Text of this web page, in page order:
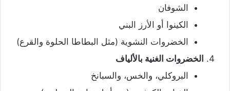
الشوفان
الكينوا أو الأرز البني
الخضروات النشوية (مثل البطاطا الحلوة والقرع)
الخضروات الغنية بالألياف
البروكلي، والخس، والسبانخ